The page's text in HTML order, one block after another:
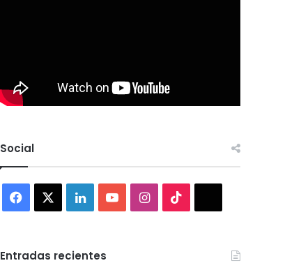
Social
Facebook LinkedInYouTubeInstagram
Entradas recientes